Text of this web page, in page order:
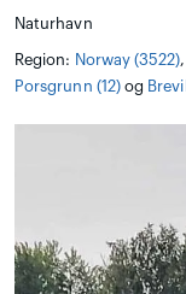
Naturhavn
Region: Norway (3522),
Porsgrunn (12)og